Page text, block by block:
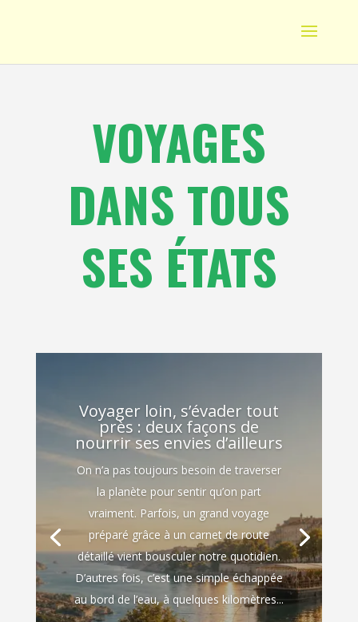
VOYAGES
DANS TOUS
SES ÉTATS
Voyager loin, s’évader tout
près : deux façons de
nourrir ses envies d’ailleurs
On n’a pas toujours besoin de traverser
la planète pour sentir qu’on part
vraiment. Parfois, un grand voyage
préparé grâce à un carnet de route
détaillé vient bousculer notre quotidien.
D’autres fois, c’est une simple échappée
au bord de l’eau, à quelques kilomètres...